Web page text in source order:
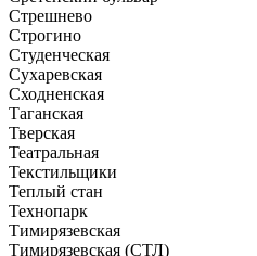
Стрешнево
Строгино
Студенческая
Сухаревская
Сходненская
Таганская
Тверская
Театральная
Текстильщики
Теплый стан
Технопарк
Тимирязевская
Тимирязевская (СТЛ)